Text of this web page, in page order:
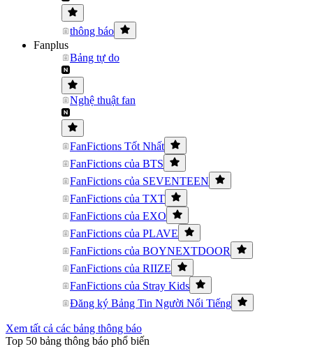
thông báo
Fanplus
Bảng tự do
Nghệ thuật fan
FanFictions Tốt Nhất
FanFictions của BTS
FanFictions của SEVENTEEN
FanFictions của TXT
FanFictions của EXO
FanFictions của PLAVE
FanFictions của BOYNEXTDOOR
FanFictions của RIIZE
FanFictions của Stray Kids
Đăng ký Bảng Tin Người Nổi Tiếng
Xem tất cả các bảng thông báo
Top 50 bảng thông báo phổ biến